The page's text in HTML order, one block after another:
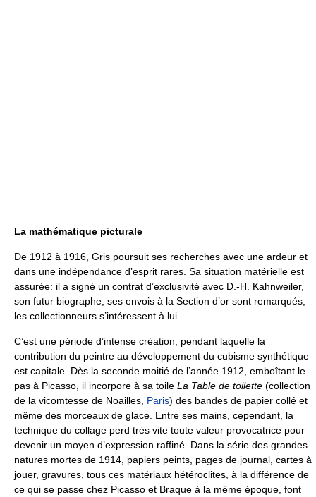
La mathématique picturale
De 1912 à 1916, Gris poursuit ses recherches avec une ardeur et
dans une indépendance d’esprit rares. Sa situation matérielle est
assurée: il a signé un contrat d’exclusivité avec D.-H. Kahnweiler,
son futur biographe; ses envois à la Section d’or sont remarqués,
les collectionneurs s’intéressent à lui.
C’est une période d’intense création, pendant laquelle la
contribution du peintre au développement du cubisme synthétique
est capitale. Dès la seconde moitié de l’année 1912, emboîtant le
pas à Picasso, il incorpore à sa toile La Table de toilette (collection
de la vicomtesse de Noailles, Paris) des bandes de papier collé et
même des morceaux de glace. Entre ses mains, cependant, la
technique du collage perd très vite toute valeur provocatrice pour
devenir un moyen d’expression raffiné. Dans la série des grandes
natures mortes de 1914, papiers peints, pages de journal, cartes à
jouer, gravures, tous ces matériaux hétéroclites, à la différence de
ce qui se passe chez Picasso et Braque à la même époque, font